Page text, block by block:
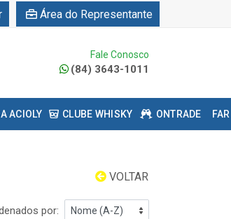
Área do Representante
Fale Conosco
(84) 3643-1011
ACIOLY CLUBE WHISKY ONTRADE
VOLTAR
por: